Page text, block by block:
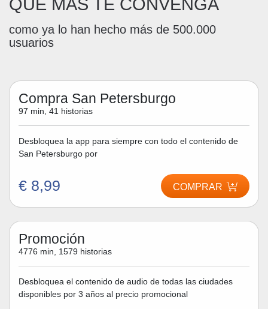
QUE MÁS TE CONVENGA
como ya lo han hecho más de 500.000
usuarios
Compra San Petersburgo
97 min, 41 historias
Desbloquea la app para siempre con todo el contenido de
San Petersburgo por
€ 8,99 COMPRAR
Promoción
4776 min, 1579 historias
Desbloquea el contenido de audio de todas las ciudades
disponibles por 3 años al precio promocional